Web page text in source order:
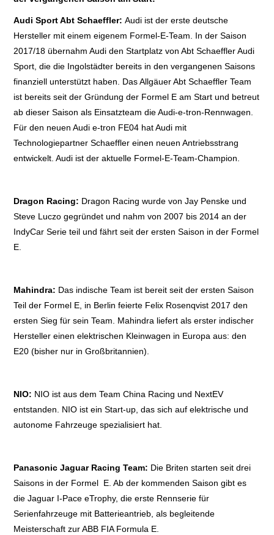
Audi Sport Abt Schaeffler:Audi ist der erste deutsche
Hersteller mit einem eigenem Formel-E-Team. In der Saison
2017/18 übernahm Audi den Startplatz von Abt Schaeffler Audi
Sport, die die Ingolstädter bereits in den vergangenen Saisons
finanziell unterstützt haben. Das Allgäuer Abt Schaeffler Team
ist bereits seit der Gründung der Formel E am Start und betreut
ab dieser Saison als Einsatzteam die Audi-e-tron-Rennwagen.
Für den neuen Audi e-tron FE04 hat Audi mit
Technologiepartner Schaeffler einen neuen Antriebsstrang
entwickelt. Audi ist der aktuelle Formel-E-Team-Champion.
Dragon Racing: Dragon Racing wurde von Jay Penske und
Steve Luczo gegründet und nahm von 2007 bis 2014 an der
IndyCar Serie teil und fährt seit der ersten Saison in der Formel
E.
Mahindra: Das indische Team ist bereit seit der ersten Saison
Teil der Formel E, in Berlin feierte Felix Rosenqvist 2017 den
ersten Sieg für sein Team. Mahindra liefert als erster indischer
Hersteller einen elektrischen Kleinwagen in Europa aus: den
E20 (bisher nur in Großbritannien).
NIO: NIO ist aus dem Team China Racing und NextEV
entstanden. NIO ist ein Start-up, das sich auf elektrische und
autonome Fahrzeuge spezialisiert hat.
Panasonic Jaguar Racing Team: Die Briten starten seit drei
Saisons in der Formel E. Ab der kommenden Saison gibt es
die Jaguar I-Pace eTrophy, die erste Rennserie für
Serienfahrzeuge mit Batterieantrieb, als begleitende
Meisterschaft zur ABB FIA Formula E.